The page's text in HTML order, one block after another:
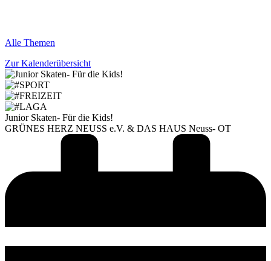
Alle Themen
Zur Kalenderübersicht
Junior Skaten- Für die Kids!
GRÜNES HERZ NEUSS e.V. & DAS HAUS Neuss- OT